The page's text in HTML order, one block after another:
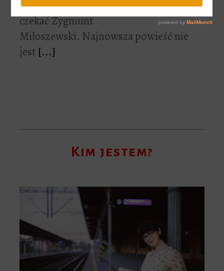
swoim czytelnikom
czekać Zygmunt
Miłoszewski. Najnowsza powieść nie
jest [...]
Kim jestem?